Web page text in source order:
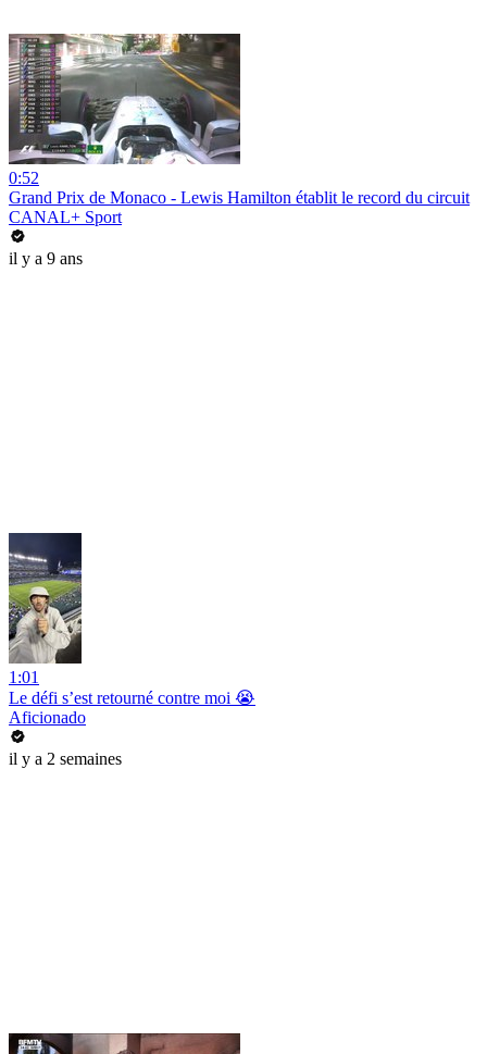
0:52
Grand Prix de Monaco - Lewis Hamilton établit le record du circuit
CANAL+ Sport
il y a 9 ans
1:01
Le défi s’est retourné contre moi 😭
Aficionado
il y a 2 semaines